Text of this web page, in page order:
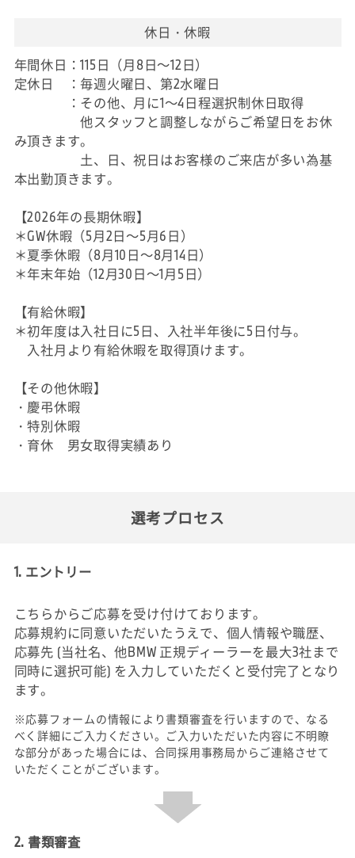
休日・休暇
年間休日：115日（月8日～12日）
定休日 ：毎週火曜日、第2水曜日
：その他、月に1～4日程選択制休日取得
他スタッフと調整しながらご希望日をお休
み頂きます。
土、日、祝日はお客様のご来店が多い為基
本出勤頂きます。
【2026年の長期休暇】
＊GW休暇（5月2日～5月6日）
＊夏季休暇（8月10日～8月14日）
＊年末年始（12月30日～1月5日）
【有給休暇】
＊初年度は入社日に5日、入社半年後に5日付与。
入社月より有給休暇を取得頂けます。
【その他休暇】
・慶弔休暇
・特別休暇
・育休 男女取得実績あり
選考プロセス
1. エントリー
こちらからご応募を受け付けております。
応募規約に同意いただいたうえで、個人情報や職歴、
応募先 (当社名、他BMW 正規ディーラーを最大3社まで
同時に選択可能) を入力していただくと受付完了となり
ます。
※応募フォームの情報により書類審査を行いますので、なる
べく詳細にご入力ください。ご入力いただいた内容に不明瞭
な部分があった場合には、合同採用事務局からご連絡させて
いただくことがございます。
2. 書類審査